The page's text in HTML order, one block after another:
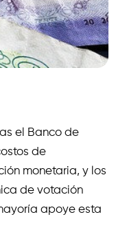
el Banco de
de
monetaria, y los
de votación
apoye esta